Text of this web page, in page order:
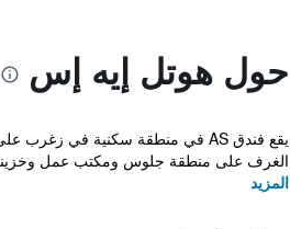
حول هوتل إيه إس
الغرف على منطقة جلوس ومكتب عمل
المزيد